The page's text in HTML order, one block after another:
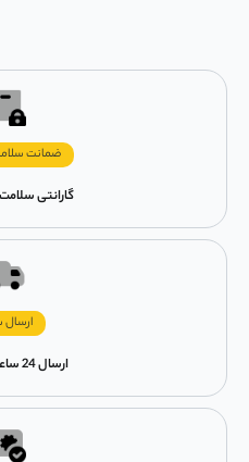
ضمانت
گارانتی
ارسال
ارسال 24 ساعته در تهران